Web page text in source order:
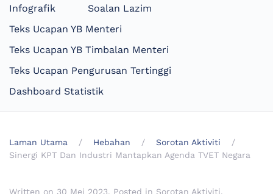
Infografik
Soalan Lazim
Teks Ucapan YB Menteri
Teks Ucapan YB Timbalan Menteri
Teks Ucapan Pengurusan Tertinggi
Dashboard Statistik
Laman Utama Hebahan
Sorotan Aktiviti
Sinergi KPT Dan Industri Mantapkan Agenda TVET Negara
Written on 30 Mei 2023. Posted in Sorotan Aktiviti.